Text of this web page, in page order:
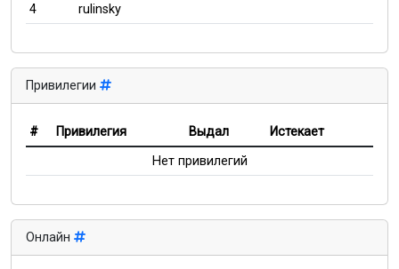
4
rulinsky
Привилегии
# Привилегия Выдал
Истекает
Нет привилегий
Онлайн